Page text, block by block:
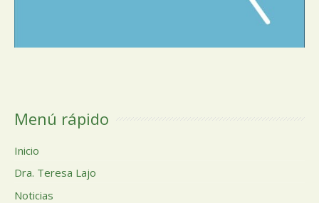
Menú rápido
Inicio
Dra. Teresa Lajo
Noticias